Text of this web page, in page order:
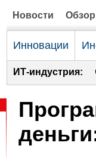
Новости
Инновации
ИТ-индустрия: